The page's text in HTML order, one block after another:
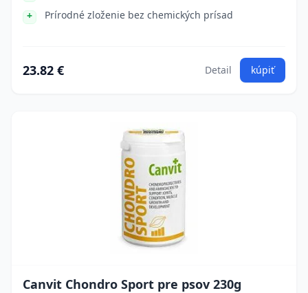
Prírodné zloženie bez chemických prísad
23.82 € Detail kúpiť
Canvit Chondro Sport pre psov 230g